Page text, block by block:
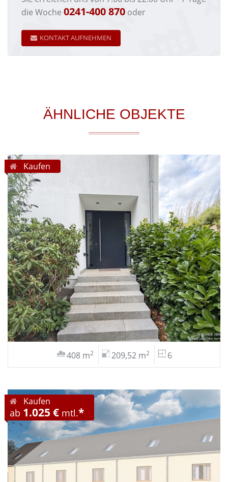
die Woche 0241-400 870 oder
KONTAKT AUFNEHMEN
ÄHNLICHE OBJEKTE
Kaufen
408 m2 209,52 m2 6
Kaufen
ab 1.025 € mtl.*